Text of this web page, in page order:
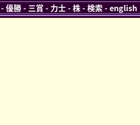
-優勝- 三賞 - 力士-株-検索 -english